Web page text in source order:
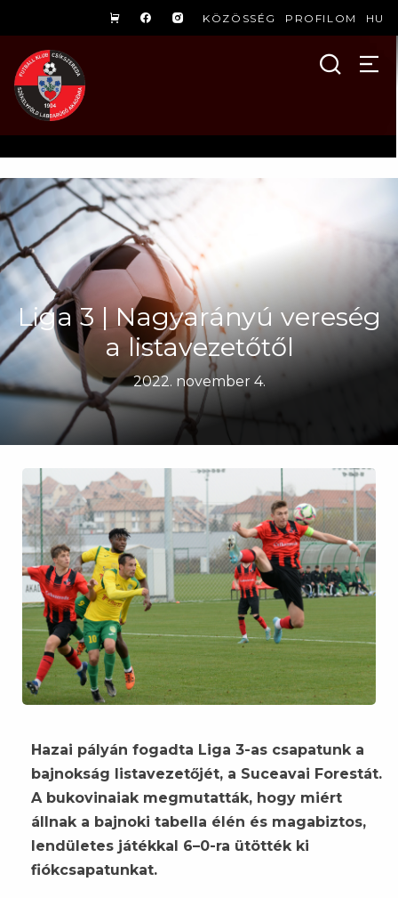
KÖZÖSSÉG PROFILOM HU
Liga 3 | Nagyarányú vereség
a listavezetőtől
2022. november 4.
Hazai pályán fogadta Liga 3-as csapatunk a
bajnokság listavezetőjét, a Suceavai Forestát.
A bukovinaiak megmutatták, hogy miért
állnak a bajnoki tabella élén és magabiztos,
lendületes játékkal 6–0-ra ütötték ki
fiókcsapatunkat.